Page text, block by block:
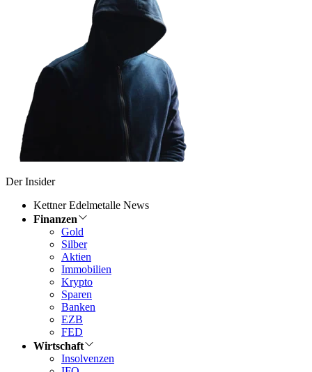
Der Insider
Kettner Edelmetalle News
Finanzen
Gold
Silber
Aktien
Immobilien
Krypto
Sparen
Banken
EZB
FED
Wirtschaft
Insolvenzen